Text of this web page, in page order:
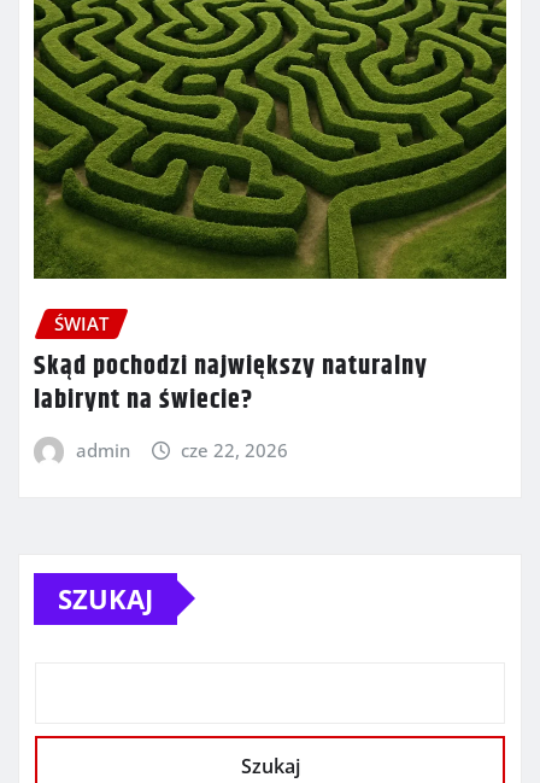
ŚWIAT
Skąd pochodzi największy naturalny
labirynt na świecie?
admin cze 22, 2026
SZUKAJ
Szukaj